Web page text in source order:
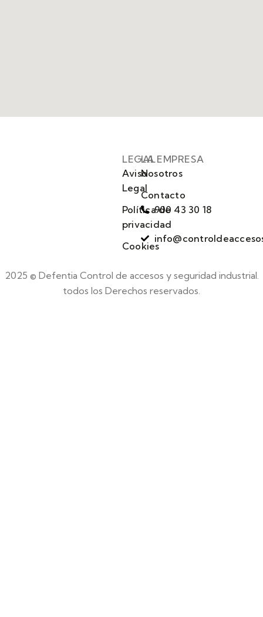
LEGAL
Aviso
Legal
Política de
privacidad
Cookies
LA EMPRESA
Nosotros
Contacto
900 43 30 18
2025 © Defentia Control de accesos y seguridad industrial.
todos los Derechos reservados.